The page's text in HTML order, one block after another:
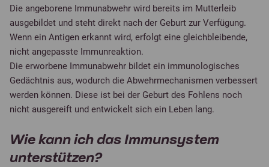
Die angeborene Immunabwehr wird bereits im Mutterleib
ausgebildet und steht direkt nach der Geburt zur Verfügung.
Wenn ein Antigen erkannt wird, erfolgt eine gleichbleibende,
nicht angepasste Immunreaktion.
Die erworbene Immunabwehr bildet ein immunologisches
Gedächtnis aus, wodurch die Abwehrmechanismen verbessert
werden können. Diese ist bei der Geburt des Fohlens noch
nicht ausgereift und entwickelt sich ein Leben lang.
Wie kann ich das Immunsystem
unterstützen?